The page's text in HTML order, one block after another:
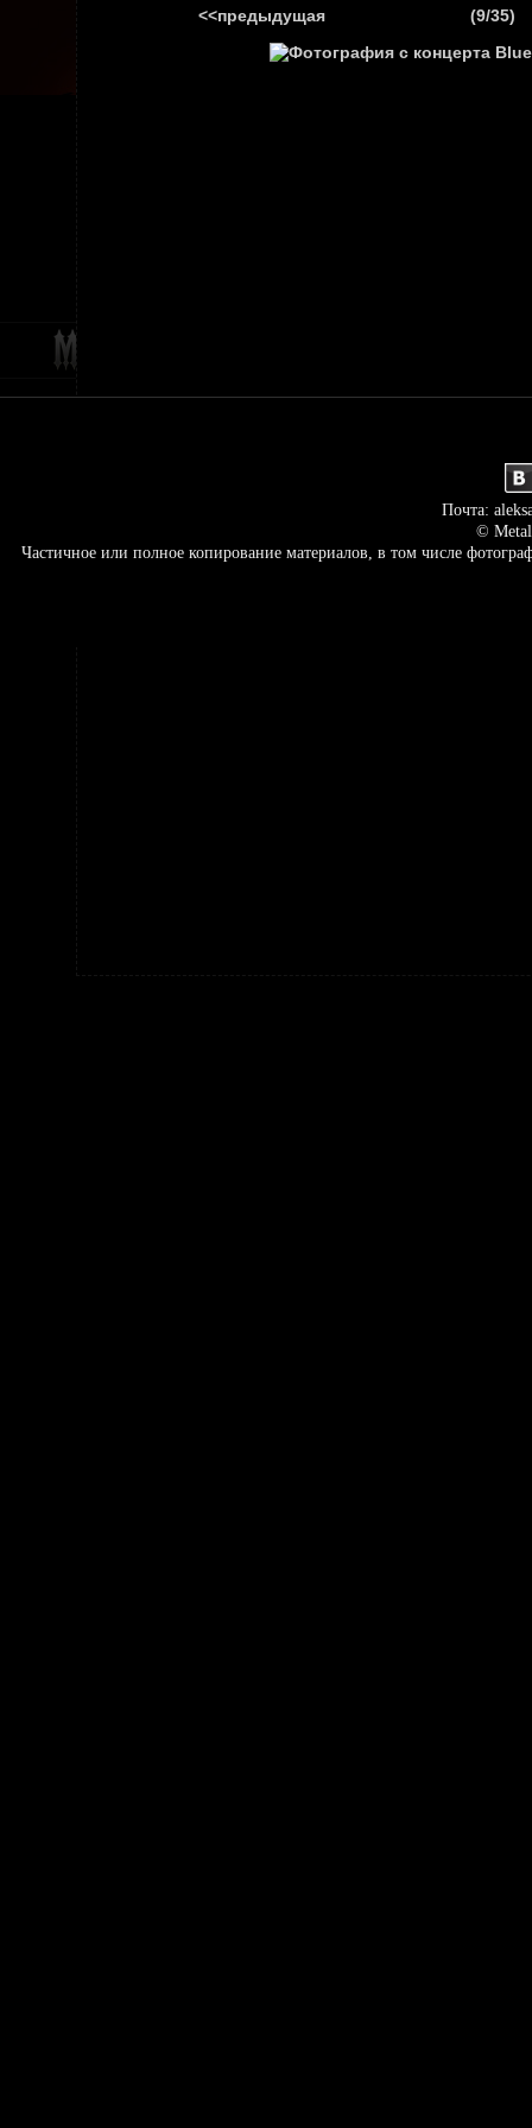
<<предыдущая (9/35)
Почта:
©
Частичное или полное копирование материалов, в том числе